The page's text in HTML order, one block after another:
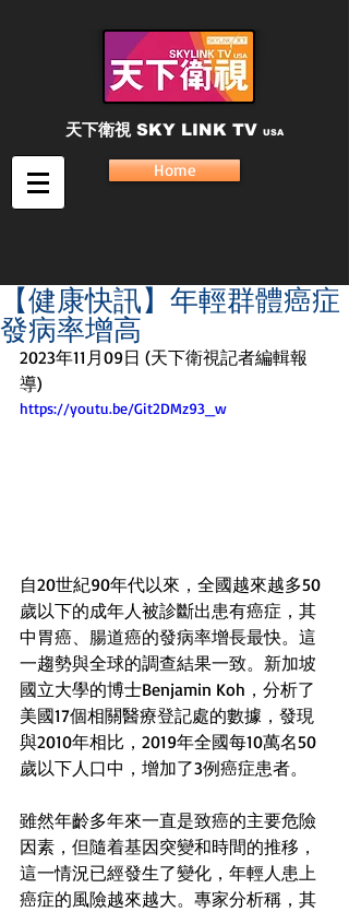
天下衛視 SKY LINK TV USA
Home
【健康快訊】年輕群體癌症
發病率增高
2023年11月09日 (天下衛視記者編輯報
導)
https://youtu.be/Git2DMz93_w
自20世紀90年代以來，全國越來越多50
歲以下的成年人被診斷出患有癌症，其
中胃癌、腸道癌的發病率增長最快。這
一趨勢與全球的調查結果一致。新加坡
國立大學的博士Benjamin Koh，分析了
美國17個相關醫療登記處的數據，發現
與2010年相比，2019年全國每10萬名50
歲以下人口中，增加了3例癌症患者。
雖然年齡多年來一直是致癌的主要危險
因素，但隨着基因突變和時間的推移，
這一情況已經發生了變化，年輕人患上
癌症的風險越來越大。專家分析稱，其